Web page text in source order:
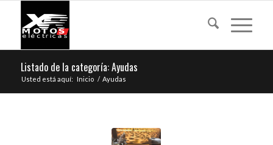
Listado de la categoría: Ayudas
Usted está aquí: Inicio / Ayudas